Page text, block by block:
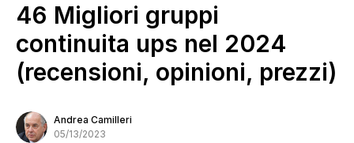
46 Migliori gruppi
continuita ups nel 2024
(recensioni, opinioni, prezzi)
Andrea Camilleri
05/13/2023